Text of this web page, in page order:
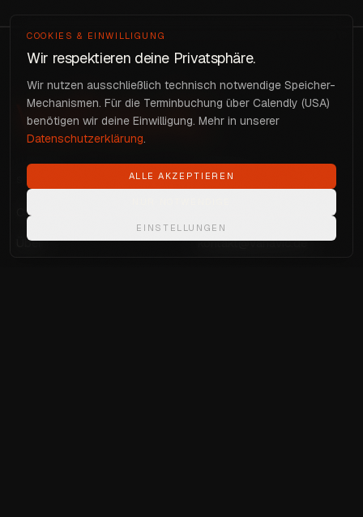
Cases
Über
KONTAKT
kontakt@vahavic.de
COOKIES & EINWILLIGUNG
Wir respektieren deine Privatsphäre.
Wir nutzen ausschließlich technisch notwendige Speicher-
Mechanismen. Für die Terminbuchung über Calendly (USA)
benötigen wir deine Einwilligung. Mehr in unserer
Datenschutzerklärung.
ALLE AKZEPTIEREN
EINSTELLUNGEN